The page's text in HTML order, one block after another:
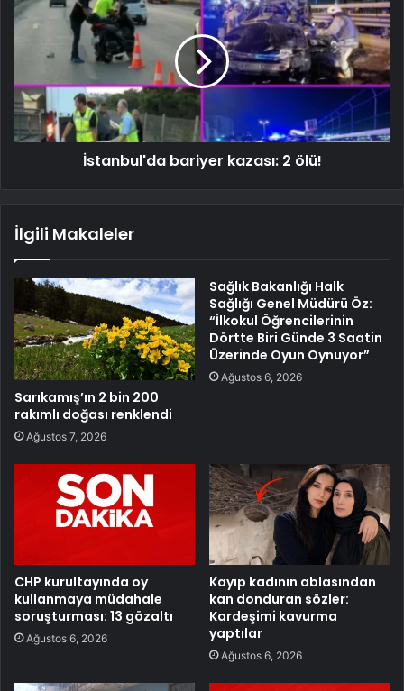
İstanbul'da bariyer kazası: 2 ölü!
İlgili Makaleler
Sarıkamış’ın 2 bin 200
rakımlı doğası renklendi
Ağustos 7, 2026
Sağlık Bakanlığı Halk
Sağlığı Genel Müdürü Öz:
“İlkokul Öğrencilerinin
Dörtte Biri Günde 3 Saatin
Üzerinde Oyun Oynuyor”
Ağustos 6, 2026
CHP kurultayında oy
kullanmaya müdahale
soruşturması: 13 gözaltı
Ağustos 6, 2026
Kayıp kadının ablasından
kan donduran sözler:
Kardeşimi kavurma
yaptılar
Ağustos 6, 2026